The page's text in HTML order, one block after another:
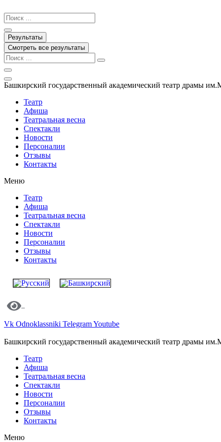
к
содержимому
Search
...
Результаты
Смотреть все результаты
Башкирский государственный академический театр драмы
Театр
Афиша
Театральная весна
Спектакли
Новости
Персоналии
Отзывы
Контакты
Меню
Театр
Афиша
Театральная весна
Спектакли
Новости
Персоналии
Отзывы
Контакты
Vk Odnoklassniki TelegramYoutube
Башкирский государственный академический театр драмы
Театр
Афиша
Театральная весна
Спектакли
Новости
Персоналии
Отзывы
Контакты
Меню